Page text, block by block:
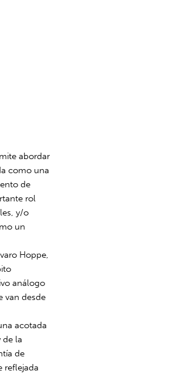
abordar
como una
de
rol
y/o
un
Hoppe,
análogo
van desde
acotada
de la
de
reflejada